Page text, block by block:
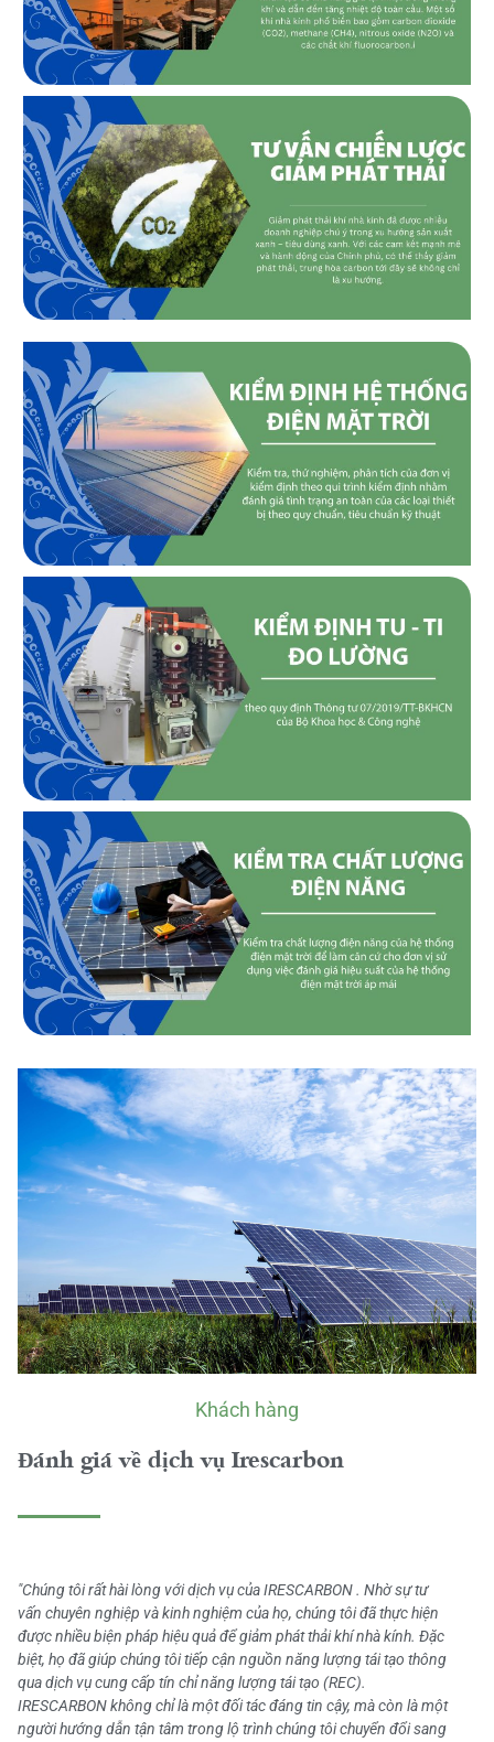
Khách hàng
Đánh giá về dịch vụ Irescarbon
"Chúng tôi rất hài lòng với dịch vụ của IRESCARBON . Nhờ sự tư
vấn chuyên nghiệp và kinh nghiệm của họ, chúng tôi đã thực hiện
được nhiều biện pháp hiệu quả để giảm phát thải khí nhà kính. Đặc
biệt, họ đã giúp chúng tôi tiếp cận nguồn năng lượng tái tạo thông
qua dịch vụ cung cấp tín chỉ năng lượng tái tạo (REC).
IRESCARBON không chỉ là một đối tác đáng tin cậy, mà còn là một
người hướng dẫn tận tâm trong lộ trình chúng tôi chuyển đổi sang